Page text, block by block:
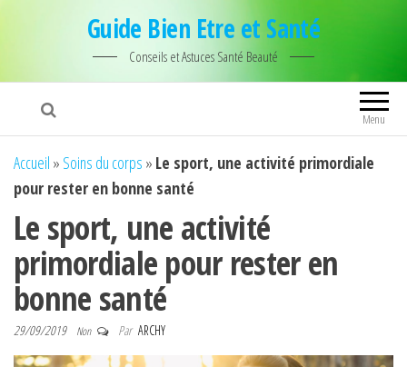
Guide Bien Etre et Santé
Conseils et Astuces Santé Beauté
Menu
Accueil » Soins du corps » Le sport, une activité primordiale
pour rester en bonne santé
Le sport, une activité
primordiale pour rester en
bonne santé
29/09/2019 Non Par ARCHY